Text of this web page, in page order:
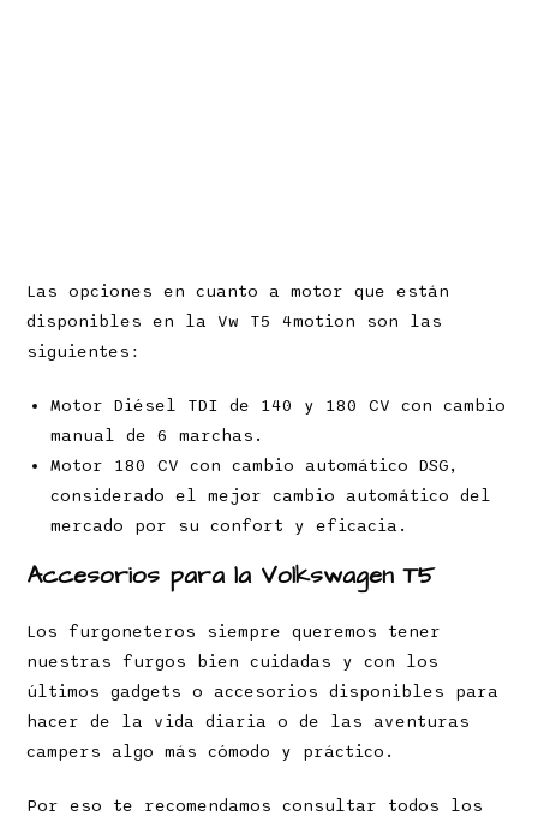
Las opciones en cuanto a motor que están
disponibles en la Vw T5 4motion son las
siguientes:
Motor Diésel TDI de 140 y 180 CV con cambio
manual de 6 marchas.
Motor 180 CV con cambio automático DSG,
considerado el mejor cambio automático del
mercado por su confort y eficacia.
Accesorios para la Volkswagen T5
Los furgoneteros siempre queremos tener
nuestras furgos bien cuidadas y con los
últimos gadgets o accesorios disponibles para
hacer de la vida diaria o de las aventuras
campers algo más cómodo y práctico.
Por eso te recomendamos consultar todos los